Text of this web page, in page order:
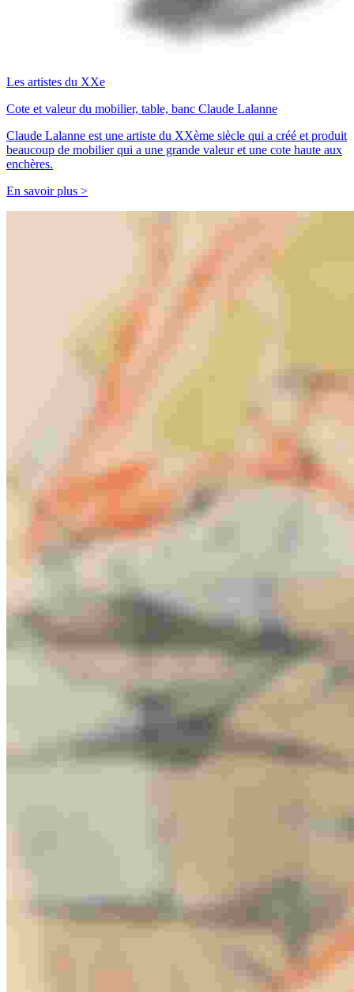
Les artistes du XXe
Cote et valeur du mobilier, table, banc Claude Lalanne
Claude Lalanne est une artiste du XXème siècle qui a créé et produit
beaucoup de mobilier qui a une grande valeur et une cote haute aux
enchères.
En savoir plus >